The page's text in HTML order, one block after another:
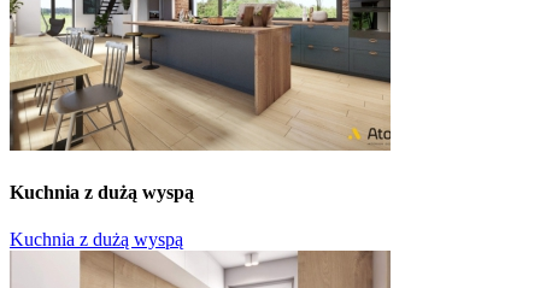
Kuchnia z dużą wyspą
Kuchnia z dużą wyspą